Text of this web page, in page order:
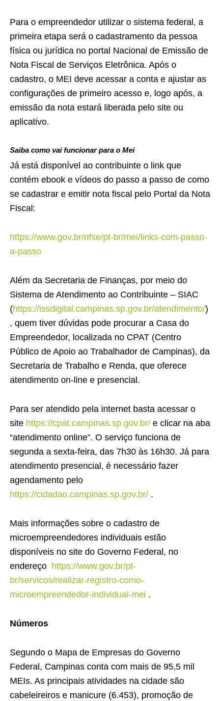
Para o empreendedor utilizar o sistema federal, a
primeira etapa será o cadastramento da pessoa
física ou jurídica no portal Nacional de Emissão de
Nota Fiscal de Serviços Eletrônica. Após o
cadastro, o MEI deve acessar a conta e ajustar as
configurações de primeiro acesso e, logo após, a
emissão da nota estará liberada pelo site ou
aplicativo.
Saiba como vai funcionar para o Mei
Já está disponível ao contribuinte o link que
contém ebook e vídeos do passo a passo de como
se cadastrar e emitir nota fiscal pelo Portal da Nota
Fiscal:
https://www.gov.br/nfse/pt-br/mei/links-com-passo-
a-passo
Além da Secretaria de Finanças, por meio do
Sistema de Atendimento ao Contribuinte – SIAC
(https://issdigital.campinas.sp.gov.br/atendimento/)
, quem tiver dúvidas pode procurar a Casa do
Empreendedor, localizada no CPAT (Centro
Público de Apoio ao Trabalhador de Campinas), da
Secretaria de Trabalho e Renda, que oferece
atendimento on-line e presencial.
Para ser atendido pela internet basta acessar o
site https://cpat.campinas.sp.gov.br/ e clicar na aba
“atendimento online”. O serviço funciona de
segunda a sexta-feira, das 7h30 às 16h30. Já para
atendimento presencial, é necessário fazer
agendamento pelo
https://cidadao.campinas.sp.gov.br/ .
Mais informações sobre o cadastro de
microempreendedores individuais estão
disponíveis no site do Governo Federal, no
endereço https://www.gov.br/pt-
br/servicos/realizar-registro-como-
microempreendedor-individual-mei .
Números
Segundo o Mapa de Empresas do Governo
Federal, Campinas conta com mais de 95,5 mil
MEIs. As principais atividades na cidade são
cabeleireiros e manicure (6.453), promoção de